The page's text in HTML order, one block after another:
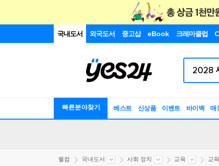
국내도서 외국도서 중고샵 eBook 크레마클럽
빠른분야찾기 베스트 신상품 이벤트 바이백 매
웰컴 국내도서 사회 정치 교육 교